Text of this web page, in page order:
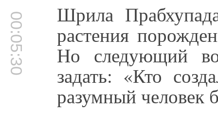
00:05:30 Шрила
растения
Но следующий
задать: «Кто
разумный человек